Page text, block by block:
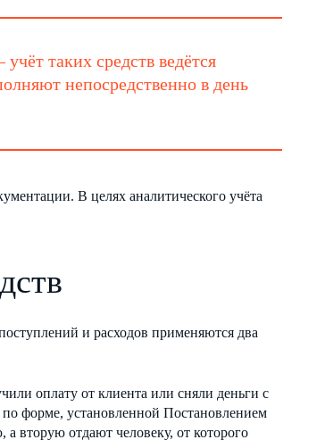
таких средств ведётся
непосредственно в день
В целях аналитического учёта
и расходов применяются два
оплату от клиента или сняли деньги с
форме, установленной Постановлением
вторую отдают человеку, от которого